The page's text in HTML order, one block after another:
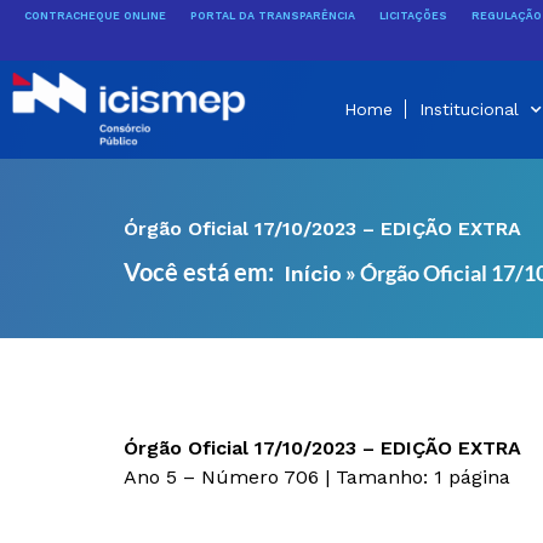
conteúdo
CONTRACHEQUE ONLINE PORTAL DA TRANSPARÊNCIA LICITAÇÕES
Home Institucional
Órgão Oficial 17/10/2023 – EDIÇÃO EXTRA
Você está em: Início »Órgão Oficial 17/
Órgão Oficial 17/10/2023 – EDIÇÃO EXTRA
Ano 5 – Número 706 | Tamanho: 1 página